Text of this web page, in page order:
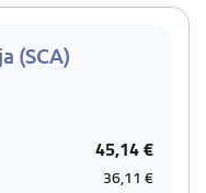
(SCA)
45,14 €
36,11 €